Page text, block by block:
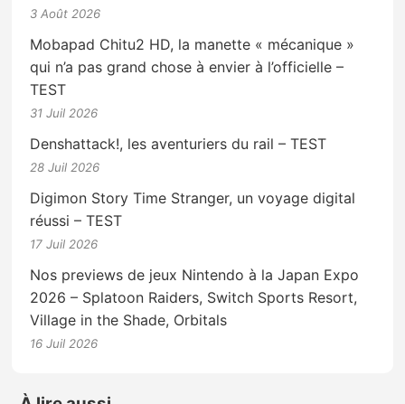
3 Août 2026
Mobapad Chitu2 HD, la manette « mécanique »
qui n’a pas grand chose à envier à l’officielle –
TEST
31 Juil 2026
Denshattack!, les aventuriers du rail – TEST
28 Juil 2026
Digimon Story Time Stranger, un voyage digital
réussi – TEST
17 Juil 2026
Nos previews de jeux Nintendo à la Japan Expo
2026 – Splatoon Raiders, Switch Sports Resort,
Village in the Shade, Orbitals
16 Juil 2026